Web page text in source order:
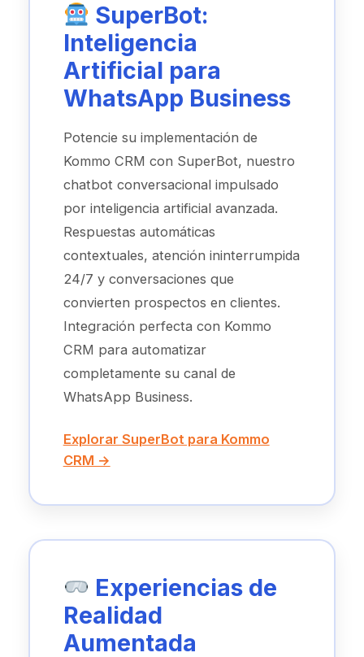
SuperBot:
Inteligencia
Artificial para
WhatsApp Business
Potencie su implementación de
Kommo CRM con SuperBot, nuestro
chatbot conversacional impulsado
por inteligencia artificial avanzada.
Respuestas automáticas
contextuales, atención ininterrumpida
24/7 y conversaciones que
convierten prospectos en clientes.
Integración perfecta con Kommo
CRM para automatizar
completamente su canal de
WhatsApp Business.
Explorar SuperBot para Kommo
CRM →
Experiencias de
Realidad
Aumentada